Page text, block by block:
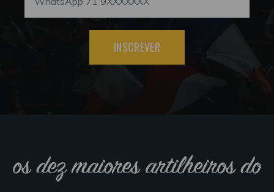
INSCREVER
os dez maiores artilheiros do